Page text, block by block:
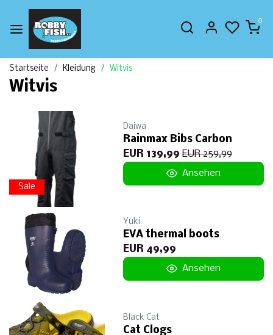
0
Startseite Kleidung Witvis
Witvis
Sale
Daiwa
Rainmax Bibs Carbon
EUR 139,99 EUR 259,99
Ansehen
Yuki
EVA thermal boots
EUR 49,99
Ansehen
Black Cat
Cat Clogs